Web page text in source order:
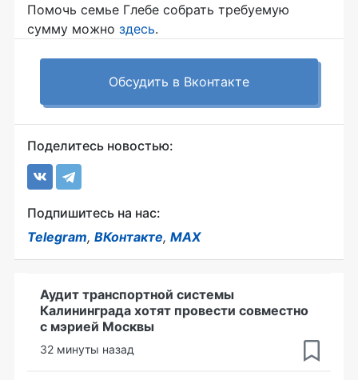
Помочь семье Глебе собрать требуемую
сумму можно здесь.
Обсудить в Вконтакте
Поделитесь новостью:
Подпишитесь на нас:
Telegram, ВКонтакте, MAX
Аудит транспортной системы
Калининграда хотят провести совместно
с мэрией Москвы
32 минуты назад